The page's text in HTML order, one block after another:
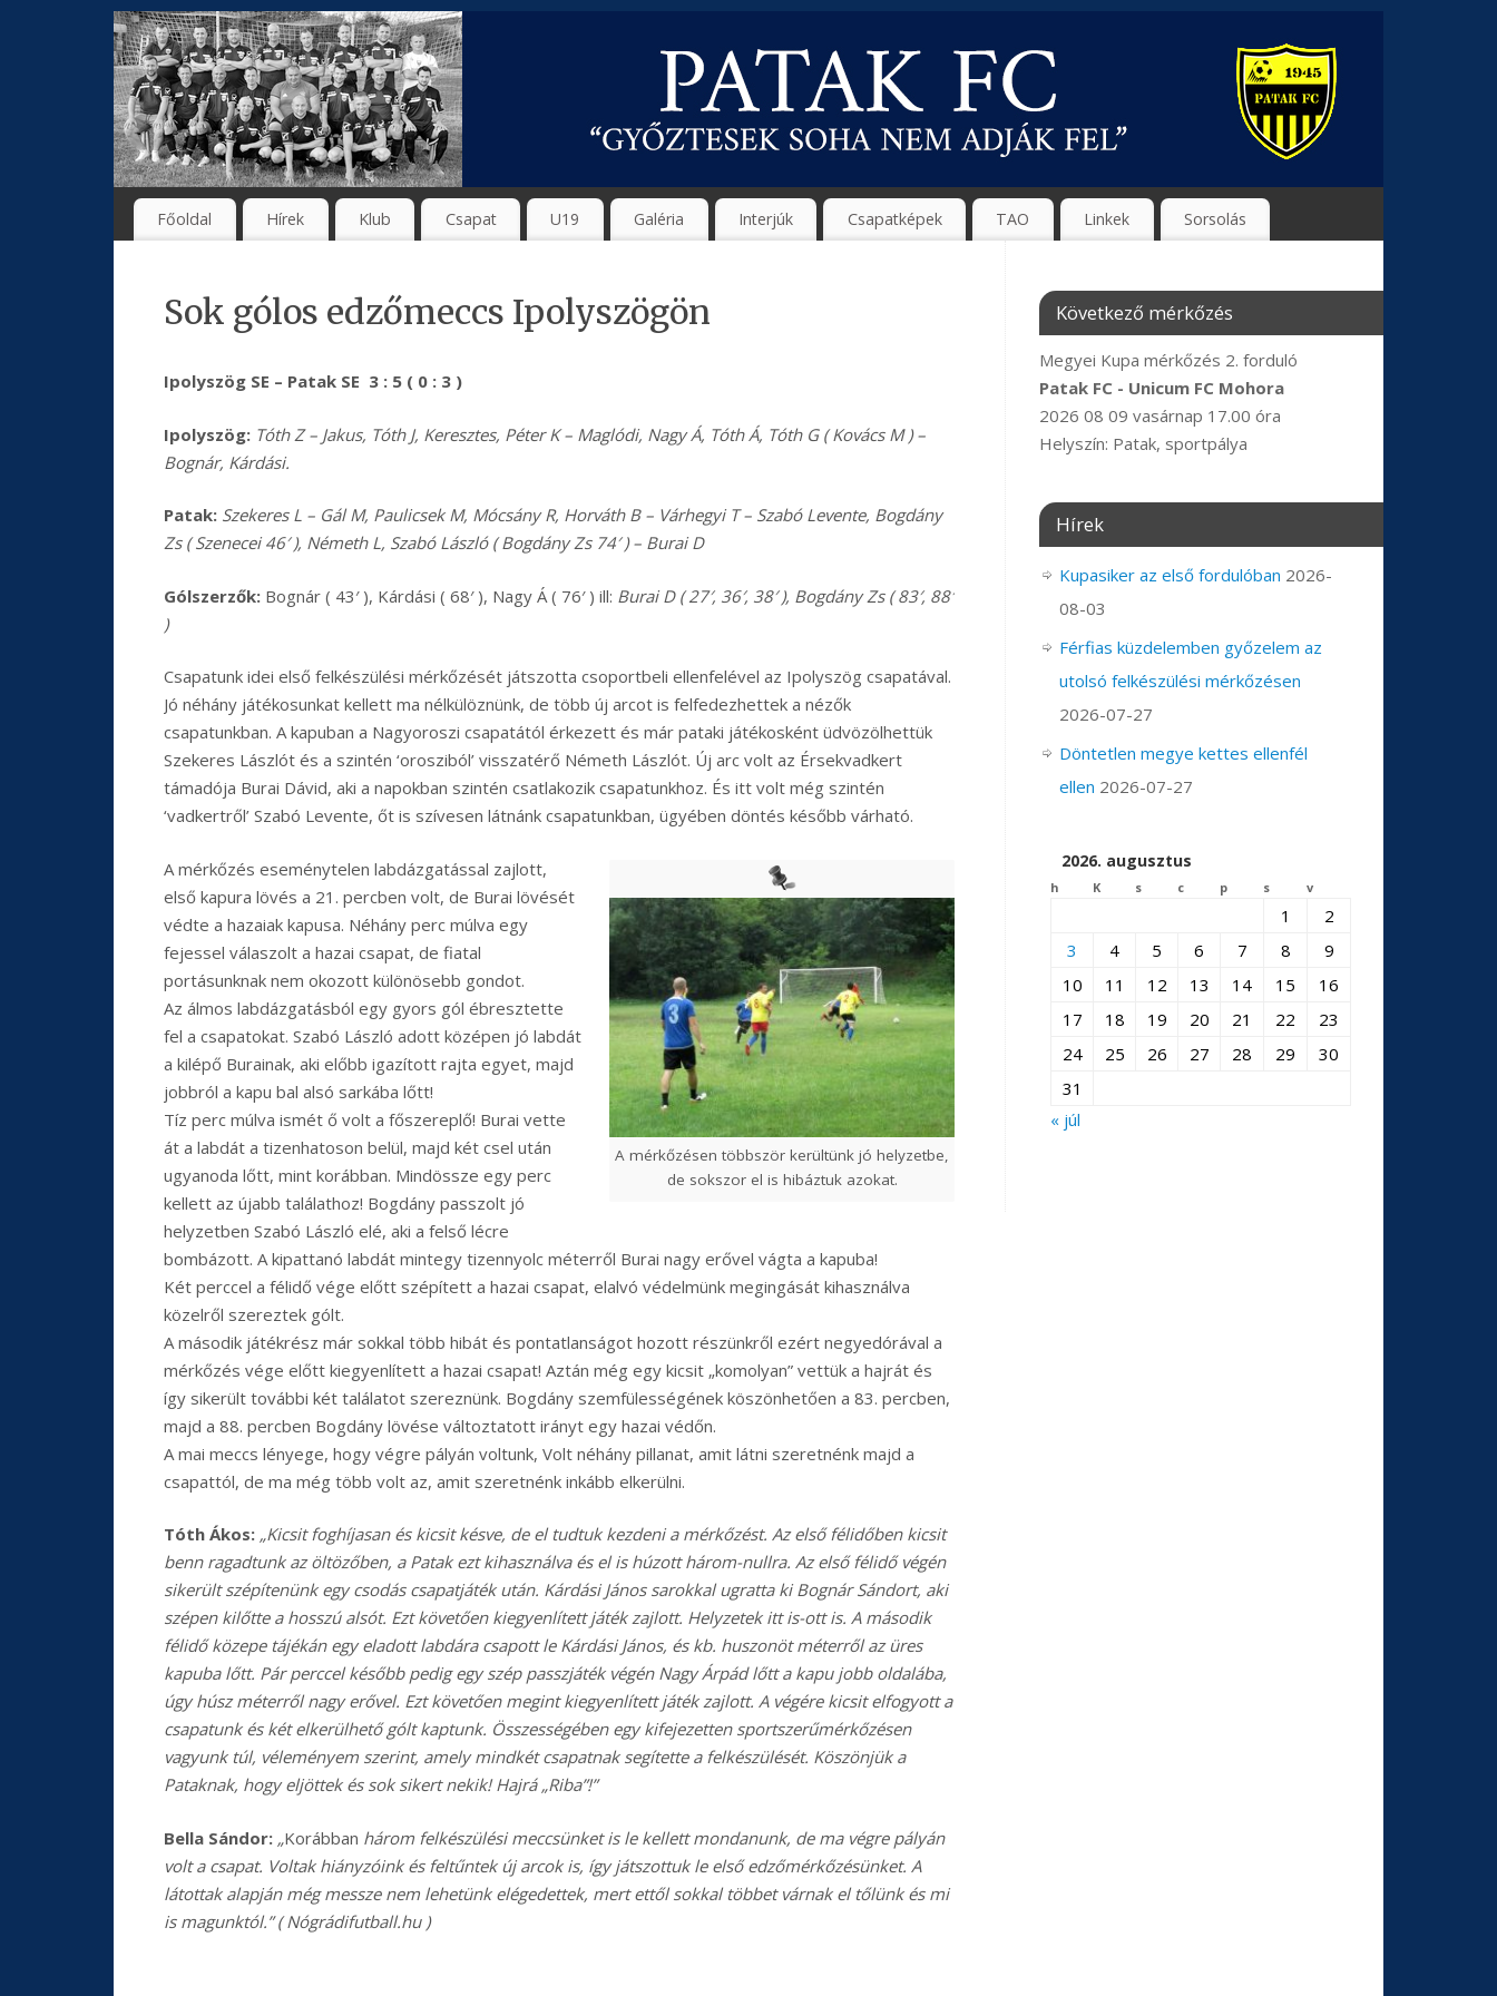
Főoldal Hírek Klub Csapat U19 Galéria Interjúk Csapatképek TAO Linkek Sorsolás
Sok gólos edzőmeccs Ipolyszögön
Ipolyszög SE – Patak SE 3 : 5 ( 0 : 3 )
Ipolyszög: Tóth Z – Jakus, Tóth J, Keresztes, Péter K – Maglódi, Nagy Á, Tóth Á, Tóth G ( Kovács M ) –
Bognár, Kárdási.
Patak: Szekeres L – Gál M, Paulicsek M, Mócsány R, Horváth B – Várhegyi T – Szabó Levente, Bogdány
Zs ( Szenecei 46′ ), Németh L, Szabó László ( Bogdány Zs 74′ ) – Burai D
Gólszerzők: Bognár ( 43′ ), Kárdási ( 68′ ), Nagy Á ( 76′ ) ill: Burai D ( 27′, 36′, 38′ ), Bogdány Zs ( 83′, 88′
)
Csapatunk idei első felkészülési mérkőzését játszotta csoportbeli ellenfelével az Ipolyszög csapatával.
Jó néhány játékosunkat kellett ma nélkülöznünk, de több új arcot is felfedezhettek a nézők
csapatunkban. A kapuban a Nagyoroszi csapatától érkezett és már pataki játékosként üdvözölhettük
Szekeres Lászlót és a szintén ‘orosziból’ visszatérő Németh Lászlót. Új arc volt az Érsekvadkert
támadója Burai Dávid, aki a napokban szintén csatlakozik csapatunkhoz. És itt volt még szintén
‘vadkertről’ Szabó Levente, őt is szívesen látnánk csapatunkban, ügyében döntés később várható.
A mérkőzésen többször kerültünk jó helyzetbe,
de sokszor el is hibáztuk azokat.
A mérkőzés eseménytelen labdázgatással zajlott,
első kapura lövés a 21. percben volt, de Burai lövését
védte a hazaiak kapusa. Néhány perc múlva egy
fejessel válaszolt a hazai csapat, de fiatal
portásunknak nem okozott különösebb gondot.
Az álmos labdázgatásból egy gyors gól ébresztette
fel a csapatokat. Szabó László adott középen jó labdát
a kilépő Burainak, aki előbb igazított rajta egyet, majd
jobbról a kapu bal alsó sarkába lőtt!
Tíz perc múlva ismét ő volt a főszereplő! Burai vette
át a labdát a tizenhatoson belül, majd két csel után
ugyanoda lőtt, mint korábban. Mindössze egy perc
kellett az újabb találathoz! Bogdány passzolt jó
helyzetben Szabó László elé, aki a felső lécre
bombázott. A kipattanó labdát mintegy tizennyolc méterről Burai nagy erővel vágta a kapuba!
Két perccel a félidő vége előtt szépített a hazai csapat, elalvó védelmünk megingását kihasználva
közelről szereztek gólt.
A második játékrész már sokkal több hibát és pontatlanságot hozott részünkről ezért negyedórával a
mérkőzés vége előtt kiegyenlített a hazai csapat! Aztán még egy kicsit „komolyan” vettük a hajrát és
így sikerült további két találatot szereznünk. Bogdány szemfülességének köszönhetően a 83. percben,
majd a 88. percben Bogdány lövése változtatott irányt egy hazai védőn.
A mai meccs lényege, hogy végre pályán voltunk, Volt néhány pillanat, amit látni szeretnénk majd a
csapattól, de ma még több volt az, amit szeretnénk inkább elkerülni.
Tóth Ákos: „Kicsit foghíjasan és kicsit késve, de el tudtuk kezdeni a mérkőzést. Az első félidőben kicsit
benn ragadtunk az öltözőben, a Patak ezt kihasználva és el is húzott három-nullra. Az első félidő végén
sikerült szépítenünk egy csodás csapatjáték után. Kárdási János sarokkal ugratta ki Bognár Sándort, aki
szépen kilőtte a hosszú alsót. Ezt követően kiegyenlített játék zajlott. Helyzetek itt is-ott is. A második
félidő közepe tájékán egy eladott labdára csapott le Kárdási János, és kb. huszonöt méterről az üres
kapuba lőtt. Pár perccel később pedig egy szép passzjáték végén Nagy Árpád lőtt a kapu jobb oldalába,
úgy húsz méterről nagy erővel. Ezt követően megint kiegyenlített játék zajlott. A végére kicsit elfogyott a
csapatunk és két elkerülhető gólt kaptunk. Összességében egy kifejezetten sportszerűmérkőzésen
vagyunk túl, véleményem szerint, amely mindkét csapatnak segítette a felkészülését. Köszönjük a
Pataknak, hogy eljöttek és sok sikert nekik! Hajrá „Riba”!”
Bella Sándor: „Korábban három felkészülési meccsünket is le kellett mondanunk, de ma végre pályán
volt a csapat. Voltak hiányzóink és feltűntek új arcok is, így játszottuk le első edzőmérkőzésünket. A
látottak alapján még messze nem lehetünk elégedettek, mert ettől sokkal többet várnak el tőlünk és mi
is magunktól.” ( Nógrádifutball.hu )
Következő mérkőzés
Megyei Kupa mérkőzés 2. forduló
Patak FC - Unicum FC Mohora
2026 08 09 vasárnap 17.00 óra
Helyszín: Patak, sportpálya
Hírek
Kupasiker az első fordulóban 2026-
08-03
Férfias küzdelemben győzelem az
utolsó felkészülési mérkőzésen
2026-07-27
Döntetlen megye kettes ellenfél
ellen 2026-07-27
2026. augusztus
h K s c p s v
1
2
3
4 5 6 7 8
9
10
11 12 13 14 15
16
17
18 19 20 21 22
23
24
25 26 27 28 29
30
31
« júl